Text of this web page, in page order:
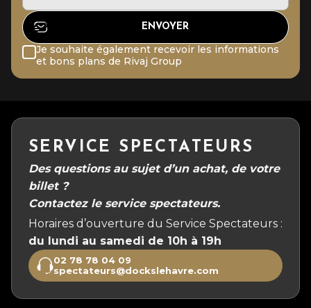
Je souhaite également recevoir les informations
et bons plans de Rivaj Group
SERVICE SPECTATEURS
Des questions au sujet d’un achat, de votre
billet ?
Contactez le service spectateurs.
Horaires d’ouverture du Service Spectateurs :
du lundi au samedi de 10h à 19h
02 78 78 04 09
spectateurs@dockslehavre.com